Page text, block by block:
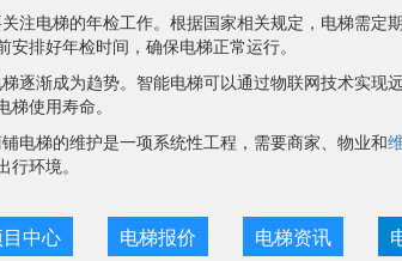
关注电梯的年检工作。根据国家相关规定，电梯需
排好年检时间，确保电梯正常运行。
逐渐成为趋势。智能电梯可以通过物联网技术实
梯使用寿命。
电梯的维护是一项系统性工程，需要商家、物业和
环境。
中心 电梯报价 电梯资讯